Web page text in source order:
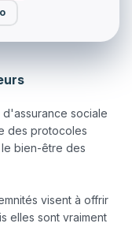
d'assurance sociale
des protocoles
bien-être des
visent à offrir
elles sont vraiment